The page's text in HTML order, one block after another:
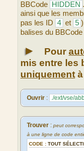
BBCode
HIDDEN
ainsi que les
pas les ID 4 et 5
balises du BBCode
► Pour
mis entre les
uniquement
Ouvrir : ./ext/vse/
Trouver : peut
à une ligne de code
CODE : TOUT